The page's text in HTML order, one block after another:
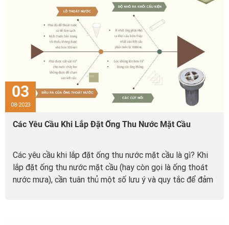
03
08-2023
Các Yêu Cầu Khi Lắp Đặt Ống Thu Nước Mặt Cầu
Các yêu cầu khi lắp đặt ống thu nước mặt cầu là gì? Khi
lắp đặt ống thu nước mặt cầu (hay còn gọi là ống thoát
nước mưa), cần tuân thủ một số lưu ý và quy tắc để đảm